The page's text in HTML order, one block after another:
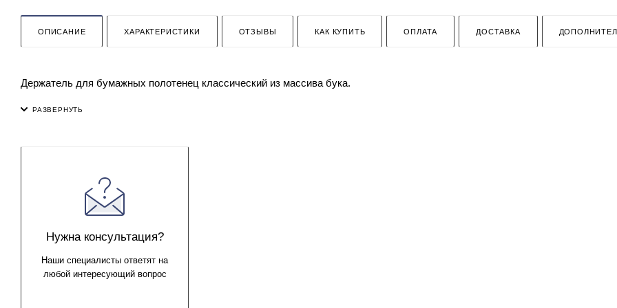
ОПИСАНИЕ ХАРАКТЕРИСТИКИ ОТЗЫВЫ КАК КУПИТЬ ОПЛАТА ДОСТАВКА
Держатель для бумажных полотенец классический из массива бука.
Нужна консультация?
Наши специалисты ответят на
любой интересующий вопрос